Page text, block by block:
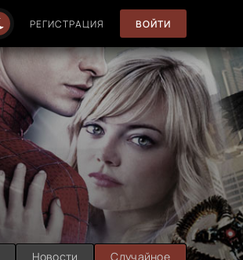
РЕГИСТРАЦИЯ ВОЙТИ
Новости Случайное